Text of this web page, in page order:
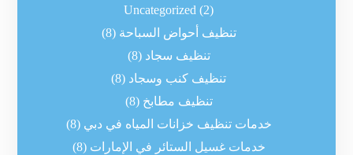
Uncategorized (2)
تنظيف أحواض السباحة (8)
تنظيف سجاد (8)
تنظيف كنب وسجاد (8)
تنظيف مطابخ (8)
خدمات تنظيف خزانات المياه في دبي (8)
خدمات غسيل الستائر في الإمارات (8)